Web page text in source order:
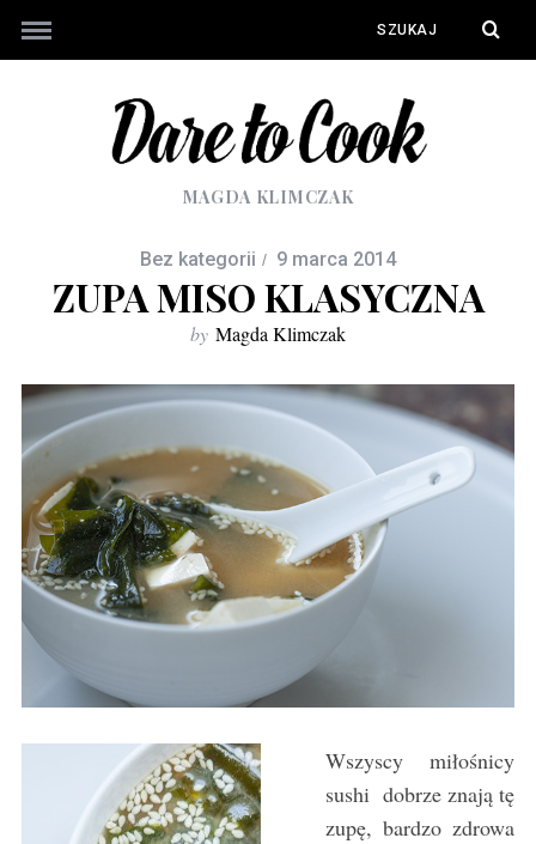
MAGDA KLIMCZAK
Bez kategorii 9 marca 2014
ZUPA MISO KLASYCZNA
by Magda Klimczak
Wszyscy miłośnicy
sushi dobrze znają tę
zupę, bardzo zdrowa